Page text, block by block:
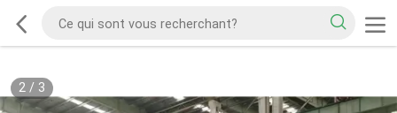
2/ 3